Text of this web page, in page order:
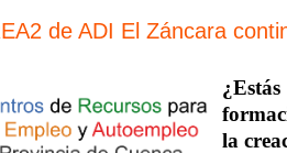
de ADI El Záncara
la